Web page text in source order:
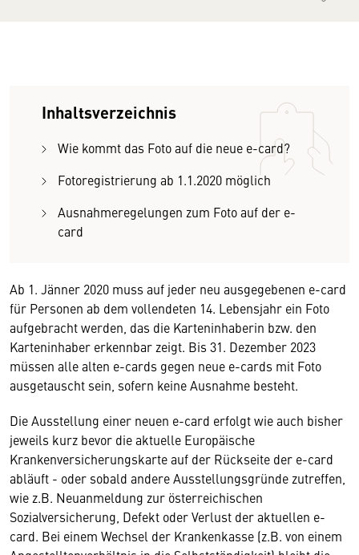
Inhaltsverzeichnis
Wie kommt das Foto auf die neue e-card?
Fotoregistrierung ab 1.1.2020 möglich
Ausnahmeregelungen zum Foto auf der e-
card
Ab 1. Jänner 2020 muss auf jeder neu ausgegebenen e-card
für Personen ab dem vollendeten 14. Lebensjahr ein Foto
aufgebracht werden, das die Karteninhaberin bzw. den
Karteninhaber erkennbar zeigt. Bis 31. Dezember 2023
müssen alle alten e-cards gegen neue e-cards mit Foto
ausgetauscht sein, sofern keine Ausnahme besteht.
Die Ausstellung einer neuen e-card erfolgt wie auch bisher
jeweils kurz bevor die aktuelle Europäische
Krankenversicherungskarte auf der Rückseite der e-card
abläuft - oder sobald andere Ausstellungsgründe zutreffen,
wie z.B. Neuanmeldung zur österreichischen
Sozialversicherung, Defekt oder Verlust der aktuellen e-
card. Bei einem Wechsel der Krankenkasse (z.B. von einem